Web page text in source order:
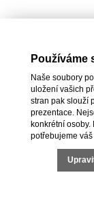
Používáme
Naše soubory
uložení vašich
stran pak slouží
prezentace.
konkrétní
potřebujeme